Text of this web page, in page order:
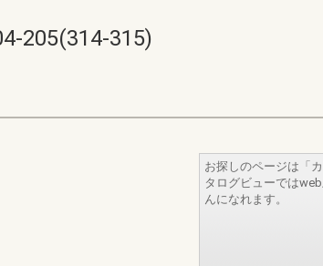
205(314-315)
お探しのページは「
タログビューでは
んになれます。